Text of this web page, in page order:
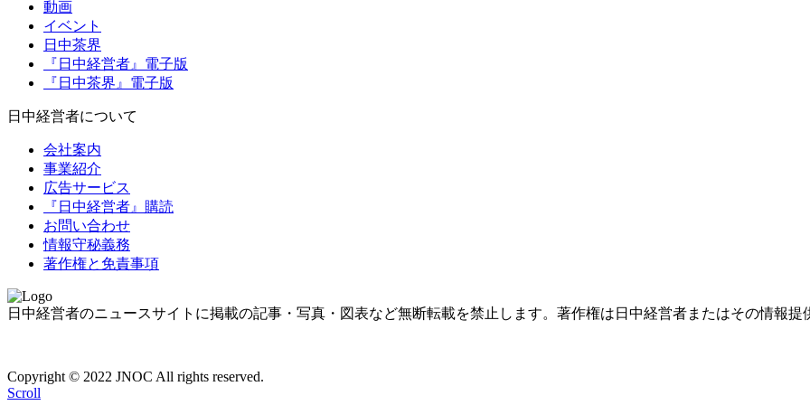
動画
イベント
日中茶界
『日中経営者』電子版
『日中茶界』電子版
日中経営者について
会社案内
事業紹介
広告サービス
『日中経営者』購読
お問い合わせ
情報守秘義務
著作権と免責事項
日中経営者のニュースサイトに掲載の記事・写真・図表など無断転載を禁止します。著作権は日中経営者またはその情報提
Copyright © 2022 JNOC All rights reserved.
Scroll